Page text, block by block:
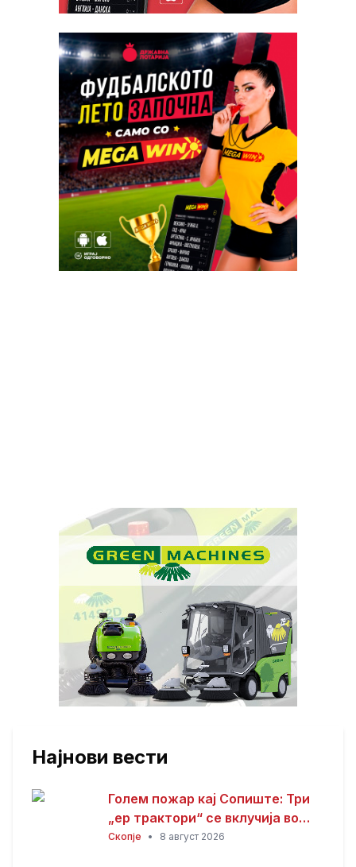
Најнови вести
Голем пожар кај Сопиште: Три
„ер трактори“ се вклучија во
гаснењето, гори
Скопје • 8 август 2026